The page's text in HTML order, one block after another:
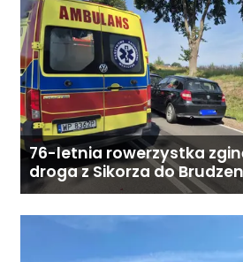
zależy od
284 828
9:00–18:00
76-letnia rowerzystka
droga z Sikorza do
zablokowana